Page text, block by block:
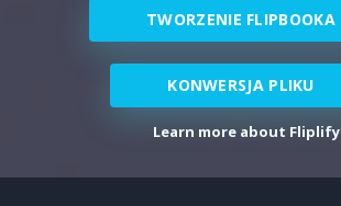
TWORZENIE FLIPBOOKA
KONWERSJA PLIKU
Learn more about Fliplify